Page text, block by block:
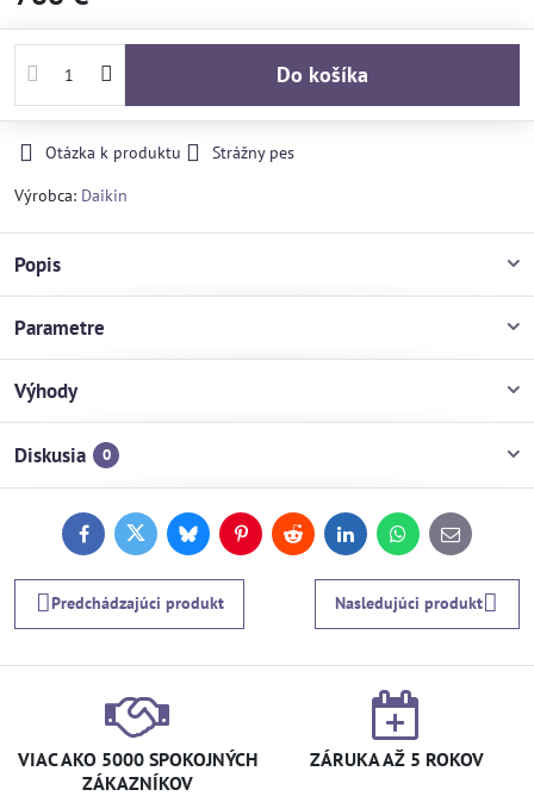
Do košíka
Otázka k produktu
Strážny pes
Výrobca: Daikin
Popis
Parametre
Výhody
Diskusia 0
FacebookTwitterBlueskyPinterestReddit LinkedInWhatsApp
E-
mail
Predchádzajúci produkt Nasledujúci produkt
VIAC AKO 5000 SPOKOJNÝCH
ZÁKAZNÍKOV
ZÁRUKA AŽ 5 ROKOV